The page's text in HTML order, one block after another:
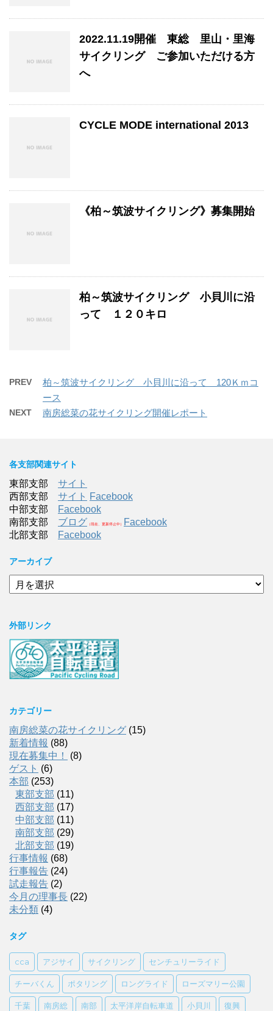
2022.11.19開催 東総 里山・里海
サイクリング ご参加いただける方
へ
CYCLE MODE international 2013
《柏～筑波サイクリング》募集開始
柏～筑波サイクリング 小貝川に沿
って １２０キロ
PREV
柏～筑波サイクリング 小貝川に沿って 120Ｋｍコ
ース
NEXT 南房総菜の花サイクリング開催レポート
各支部関連サイト
東部支部 サイト
西部支部 サイト Facebook
中部支部
Facebook
南部支部 ブログ （現在、更新停止中）
Facebook
北部支部
Facebook
アーカイブ
ア
ー
ブ
外部リンク
カテゴリー
南房総菜の花サイクリング (15)
新着情報 (88)
現在募集中！
(8)
ゲスト (6)
本部 (253)
東部支部 (11)
西部支部 (17)
中部支部 (11)
南部支部 (29)
北部支部 (19)
行事情報 (68)
行事報告 (24)
試走報告 (2)
今月の理事長 (22)
未分類 (4)
タグ
cca アジサイ サイクリング センチュリーライド
チーバくん ポタリング ロングライド ローズマリー公園
千葉 南房総 南部 太平洋岸自転車道 小貝川 復興